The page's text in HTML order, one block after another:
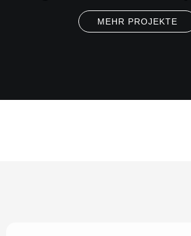
MEHR PROJEKTE